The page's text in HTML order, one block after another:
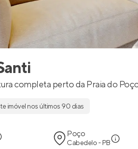
completa perto da Praia do
imóvel nos últimos 90 dias
Poço
Cabedelo - PB